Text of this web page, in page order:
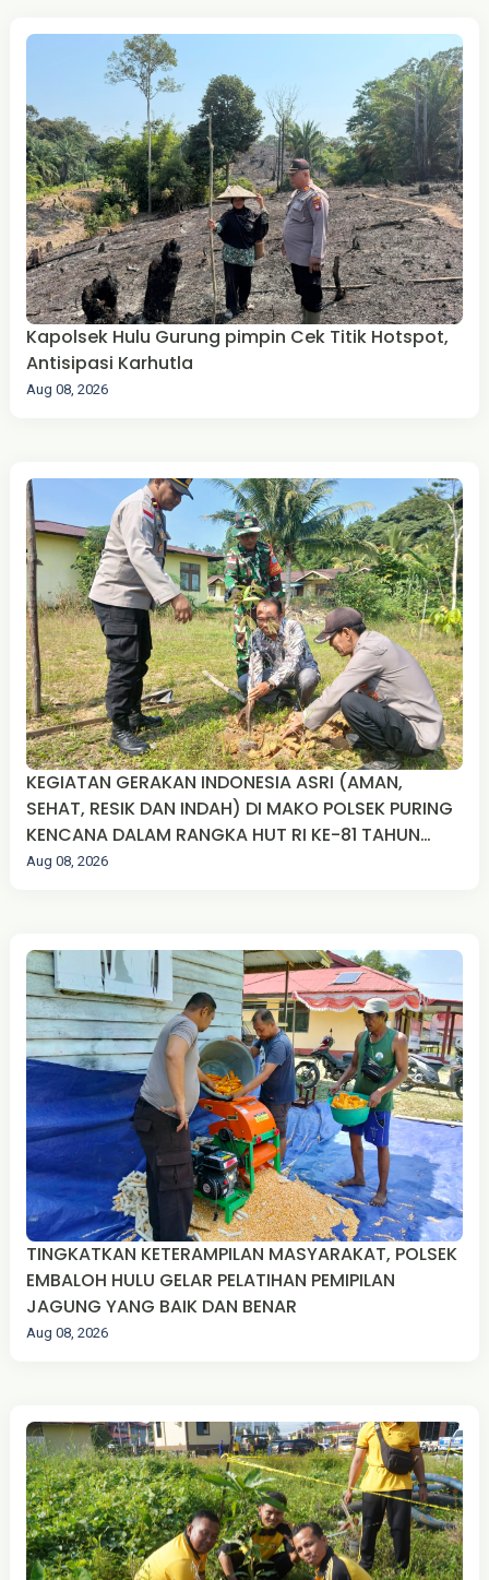
Kapolsek Hulu Gurung pimpin Cek Titik Hotspot,
Antisipasi Karhutla
Aug 08, 2026
KEGIATAN GERAKAN INDONESIA ASRI (AMAN,
SEHAT, RESIK DAN INDAH) DI MAKO POLSEK PURING
KENCANA DALAM RANGKA HUT RI KE-81 TAHUN
2026
Aug 08, 2026
TINGKATKAN KETERAMPILAN MASYARAKAT, POLSEK
EMBALOH HULU GELAR PELATIHAN PEMIPILAN
JAGUNG YANG BAIK DAN BENAR
Aug 08, 2026